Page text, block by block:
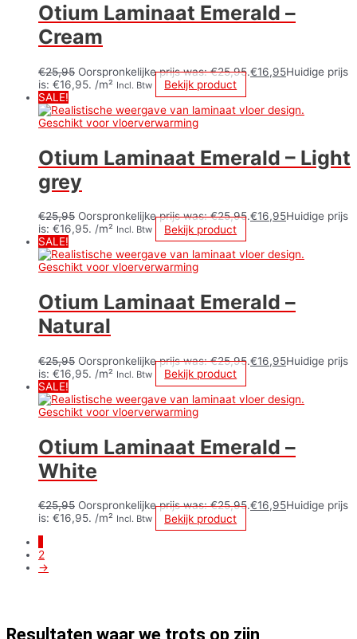
Otium Laminaat Emerald –
Cream
€25,95 Oorspronkelijke prijs was: €25,95.€16,95Huidige prijs
is: €16,95. /m² Incl. Btw
Bekijk product
SALE!
Otium Laminaat Emerald – Light
grey
€25,95 Oorspronkelijke prijs was: €25,95.€16,95Huidige prijs
is: €16,95. /m² Incl. Btw
Bekijk product
SALE!
Otium Laminaat Emerald –
Natural
€25,95 Oorspronkelijke prijs was: €25,95.€16,95Huidige prijs
is: €16,95. /m² Incl. Btw
Bekijk product
SALE!
Otium Laminaat Emerald –
White
€25,95 Oorspronkelijke prijs was: €25,95.€16,95Huidige prijs
is: €16,95. /m² Incl. Btw
Bekijk product
2
→
Resultaten waar we trots op zijn